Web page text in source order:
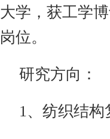
大学，获工学
岗位。
研究方向：
1、纺织结